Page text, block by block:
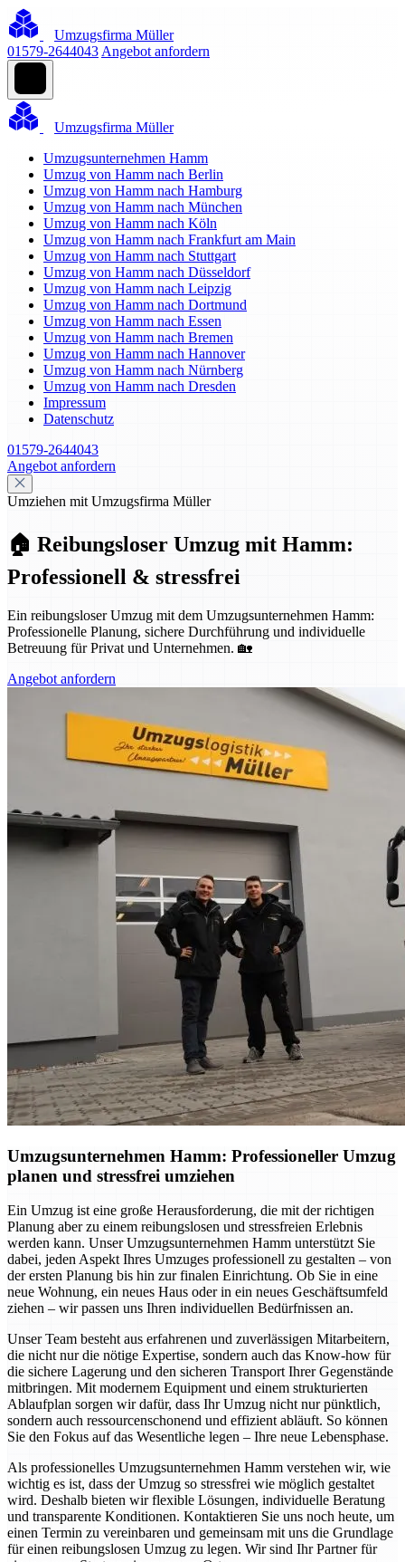
Umzugsfirma Müller
01579-2644043 Angebot anfordern
Umzugsfirma Müller
Umzugsunternehmen Hamm
Umzug von Hamm nach Berlin
Umzug von Hamm nach Hamburg
Umzug von Hamm nach München
Umzug von Hamm nach Köln
Umzug von Hamm nach Frankfurt am Main
Umzug von Hamm nach Stuttgart
Umzug von Hamm nach Düsseldorf
Umzug von Hamm nach Leipzig
Umzug von Hamm nach Dortmund
Umzug von Hamm nach Essen
Umzug von Hamm nach Bremen
Umzug von Hamm nach Hannover
Umzug von Hamm nach Nürnberg
Umzug von Hamm nach Dresden
Impressum
Datenschutz
01579-2644043
Angebot anfordern
Umziehen mit Umzugsfirma Müller
🏠 Reibungsloser Umzug mit Hamm:
Professionell & stressfrei
Ein reibungsloser Umzug mit dem Umzugsunternehmen Hamm:
Professionelle Planung, sichere Durchführung und individuelle
Betreuung für Privat und Unternehmen. 🏡
Angebot anfordern
Umzugsunternehmen Hamm: Professioneller Umzug
planen und stressfrei umziehen
Ein Umzug ist eine große Herausforderung, die mit der richtigen
Planung aber zu einem reibungslosen und stressfreien Erlebnis
werden kann. Unser Umzugsunternehmen Hamm unterstützt Sie
dabei, jeden Aspekt Ihres Umzuges professionell zu gestalten – von
der ersten Planung bis hin zur finalen Einrichtung. Ob Sie in eine
neue Wohnung, ein neues Haus oder in ein neues Geschäftsumfeld
ziehen – wir passen uns Ihren individuellen Bedürfnissen an.
Unser Team besteht aus erfahrenen und zuverlässigen Mitarbeitern,
die nicht nur die nötige Expertise, sondern auch das Know-how für
die sichere Lagerung und den sicheren Transport Ihrer Gegenstände
mitbringen. Mit modernem Equipment und einem strukturierten
Ablaufplan sorgen wir dafür, dass Ihr Umzug nicht nur pünktlich,
sondern auch ressourcenschonend und effizient abläuft. So können
Sie den Fokus auf das Wesentliche legen – Ihre neue Lebensphase.
Als professionelles Umzugsunternehmen Hamm verstehen wir, wie
wichtig es ist, dass der Umzug so stressfrei wie möglich gestaltet
wird. Deshalb bieten wir flexible Lösungen, individuelle Beratung
und transparente Konditionen. Kontaktieren Sie uns noch heute, um
einen Termin zu vereinbaren und gemeinsam mit uns die Grundlage
für einen reibungslosen Umzug zu legen. Wir sind Ihr Partner für